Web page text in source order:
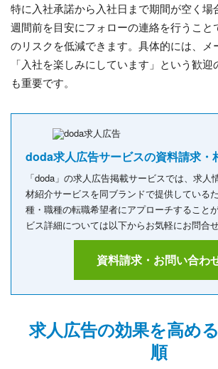
特に入社承諾から入社日まで期間が空く場
週間前を目安にフォローの連絡を行うこと
のリスクを低減できます。具体的には、メ
「入社を楽しみにしています」という歓迎
も重要です。
doda求人広告サービスの資料請求・
「doda」の求人広告掲載サービスでは、求人
材紹介サービスを同ブランドで提供している
種・職種の転職希望者にアプローチすること
ビス詳細については以下からお気軽にお問合せ
資料請求・お問い合わ
求人広告の効果を高め
順